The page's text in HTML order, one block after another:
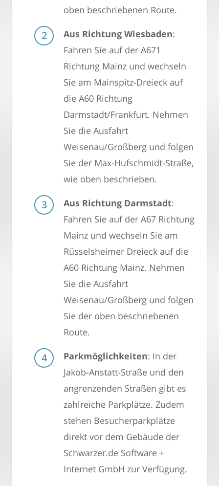
oben beschriebenen Route.
Aus Richtung Wiesbaden:
Fahren Sie auf der A671
Richtung Mainz und wechseln
Sie am Mainspitz-Dreieck auf
die A60 Richtung
Darmstadt/Frankfurt. Nehmen
Sie die Ausfahrt
Weisenau/Großberg und folgen
Sie der Max-Hufschmidt-Straße,
wie oben beschrieben.
Aus Richtung Darmstadt:
Fahren Sie auf der A67 Richtung
Mainz und wechseln Sie am
Rüsselsheimer Dreieck auf die
A60 Richtung Mainz. Nehmen
Sie die Ausfahrt
Weisenau/Großberg und folgen
Sie der oben beschriebenen
Route.
Parkmöglichkeiten: In der
Jakob-Anstatt-Straße und den
angrenzenden Straßen gibt es
zahlreiche Parkplätze. Zudem
stehen Besucherparkplätze
direkt vor dem Gebäude der
Schwarzer.de Software +
Internet GmbH zur Verfügung.